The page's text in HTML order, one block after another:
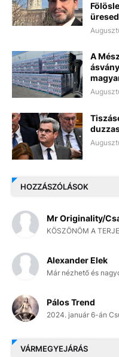
A
HOZZÁSZÓLÁSOK
Mr Originality/
KÖSZÖNÖM A
Alexander Elek
Már nézhető és
Pálos Trend
2024. január 6-án
VÁRMEGYEJÁRÁS